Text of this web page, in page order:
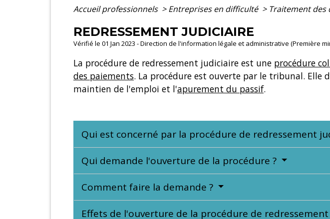
Accueil professionnels > Entreprises en difficulté > Traitement des
REDRESSEMENT JUDICIAIRE
Vérifié le 01 Jan 2023 - Direction de l'information légale et administrative (Première
La procédure de redressement judiciaire est une procédure
des paiements. La procédure est ouverte par le tribunal.
maintien de l'emploi et l'apurement du passif.
Qui est concerné par la procédure de redressement
Qui demande l'ouverture de la procédure ?
Comment faire la demande ?
Effets de l'ouverture de la procédure de